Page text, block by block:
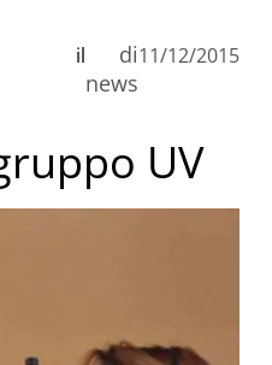
di
news
il 11/12/2015
UV